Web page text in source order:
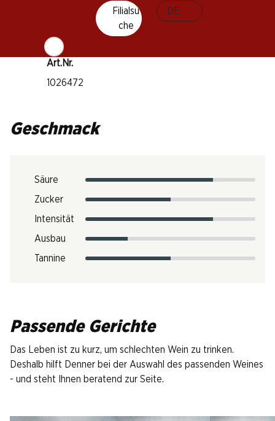
Filialsu
che
DE
CO2-Fussabdruck
7.02 kg
Art.Nr.
1026472
Geschmack
Säure
Zucker
Intensität
Ausbau
Tannine
Passende Gerichte
Das Leben ist zu kurz, um schlechten Wein zu trinken.
Deshalb hilft Denner bei der Auswahl des passenden Weines
- und steht Ihnen beratend zur Seite.